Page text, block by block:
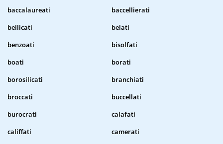
baccalaureati
baccellierati
beilicati
belati
benzoati
bisolfati
boati
borati
borosilicati
branchiati
broccati
buccellati
burocrati
calafati
califfati
camerati